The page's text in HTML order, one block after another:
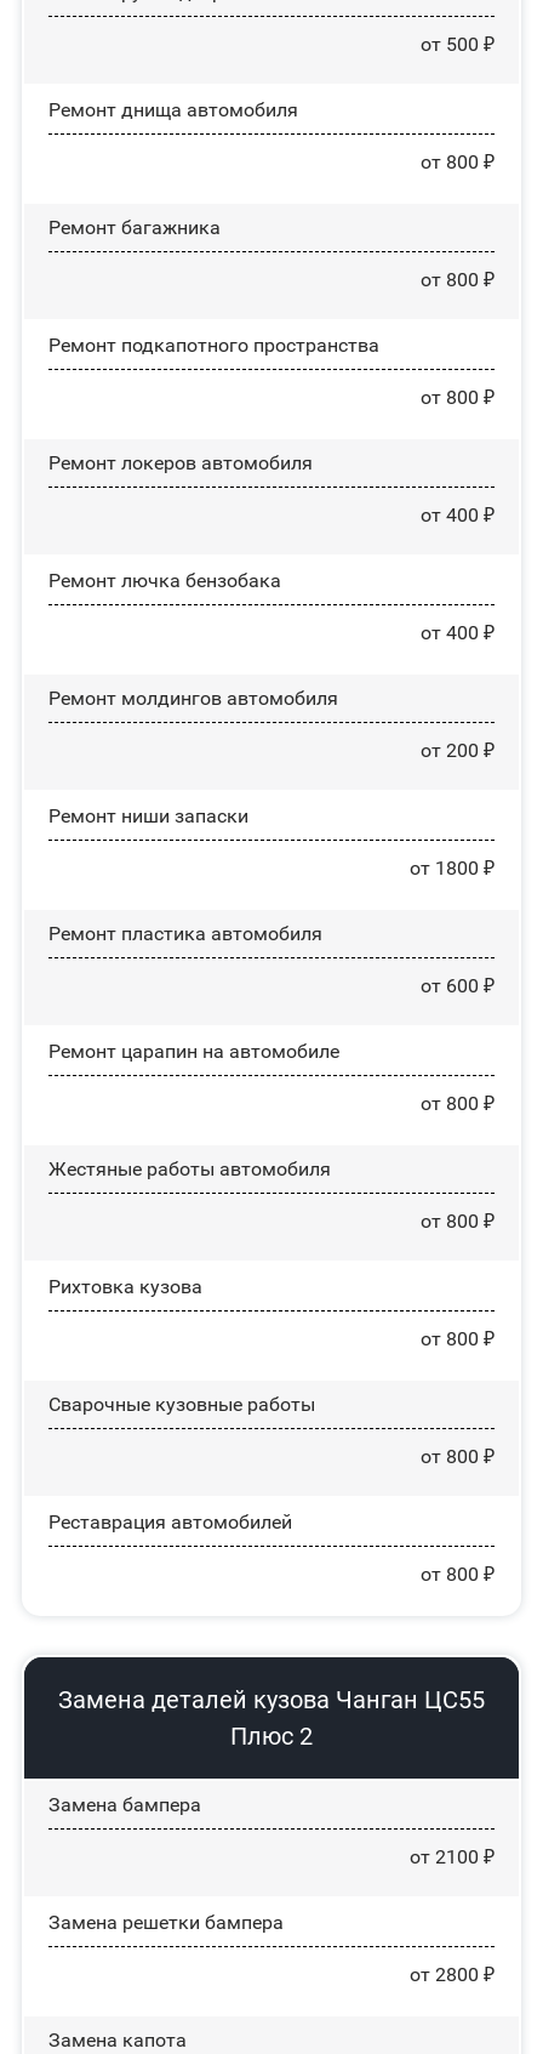
от 500 ₽
Ремонт днища автомобиля
от 800 ₽
Ремонт багажника
от 800 ₽
Ремонт подкапотного пространства
от 800 ₽
Ремонт лoĸepoв автомобиля
от 400 ₽
Ремонт лючка бензобака
от 400 ₽
Ремонт молдингов автомобиля
от 200 ₽
Ремонт ниши запаски
от 1800 ₽
Ремонт пластика автомобиля
от 600 ₽
Ремонт царапин на автомобиле
от 800 ₽
Жестяные работы автомобиля
от 800 ₽
Рихтовка кузова
от 800 ₽
Сварочные кузовные работы
от 800 ₽
Реставрация автомобилей
от 800 ₽
Замена деталей кузова Чанган ЦС55
Плюс 2
Замена бампера
от 2100 ₽
Замена решетки бампера
от 2800 ₽
Замена капота